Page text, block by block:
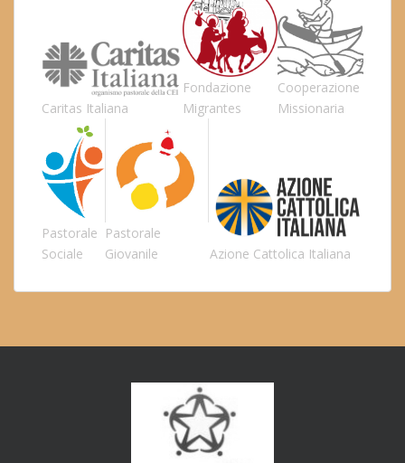
Caritas Italiana
Fondazione
Migrantes
Cooperazione
Missionaria
Pastorale
Sociale
Pastorale
Giovanile
Azione Cattolica Italiana